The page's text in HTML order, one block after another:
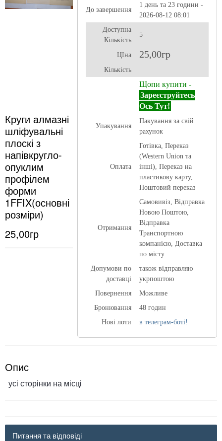
Круги алмазні
шліфувальні
плоскі з
напівкругло-
опуклим
профілем
форми
1FFIX(основні
розміри)
25,00гр
До завершення
1 день та 23 години -
2026-08-12 08:01
Доступна
Кількість
5
ЦІна 25,00гр
Кількість
Щопи купити -
Зареєструйтесь
Ось Тут!
Упакування
Пакування за свій
рахунок
Оплата
Готівка, Переказ
(Western Union та
інші), Переказ на
пластикову карту,
Поштовий переказ
Отримання
Самовивіз, Відправка
Новою Поштою,
Відправка
Транспортною
компанією, Доставка
по місту
Допумови по
доставці
також відправляю
укрпоштою
Повернення
Можливе
Бронювання
48 годин
Нові лоти
в телеграм-боті!
Опис
усі сторінки на місці
Питання та відповіді